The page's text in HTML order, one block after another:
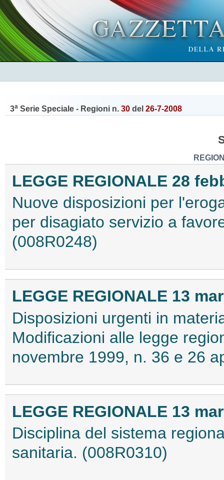
3a Serie Speciale - Regioni n. 30 del 26-7-2008
LEGGE REGIONALE 28
Nuove disposizioni per
per disagiato servizio a
(008R0248)
LEGGE REGIONALE 13
Disposizioni urgenti in
Modificazioni alle legge
novembre 1999, n. 36 e 26
LEGGE REGIONALE 13
Disciplina del sistema
sanitaria. (008R0310)